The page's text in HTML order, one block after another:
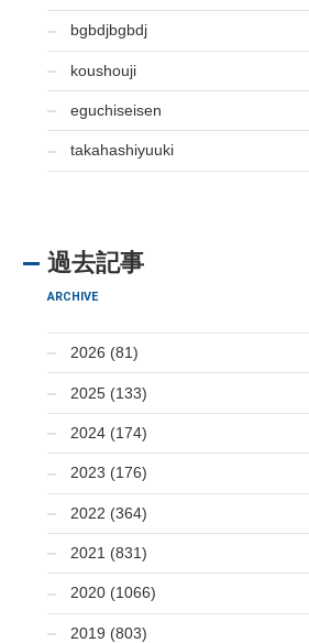
bgbdjbgbdj
koushouji
eguchiseisen
takahashiyuuki
過去記事
ARCHIVE
2026 (81)
2025 (133)
2024 (174)
2023 (176)
2022 (364)
2021 (831)
2020 (1066)
2019 (803)